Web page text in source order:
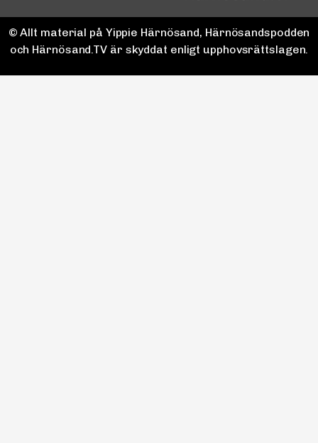
© Allt material på Yippie Härnösand, Härnösandspodden
och Härnösand.TV är skyddat enligt upphovsrättslagen.